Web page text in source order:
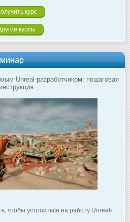
курсы
Unreal-разработчиком: пошаговая
инструкция
чтобы устроиться на работу Unreal-